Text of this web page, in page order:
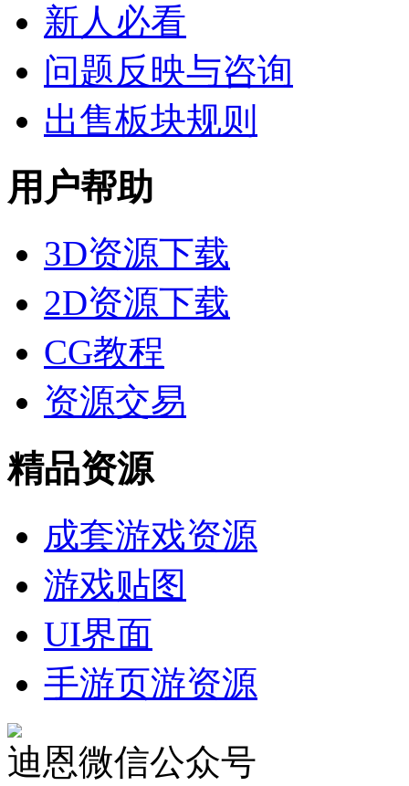
新人必看
问题反映与咨询
出售板块规则
用户帮助
3D资源下载
2D资源下载
CG教程
资源交易
精品资源
成套游戏资源
游戏贴图
UI界面
手游页游资源
迪恩微信公众号